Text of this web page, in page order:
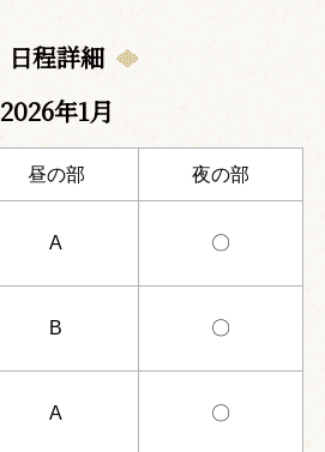
日程詳細
2026年1月
昼の部 夜の部
A 〇
B 〇
A 〇